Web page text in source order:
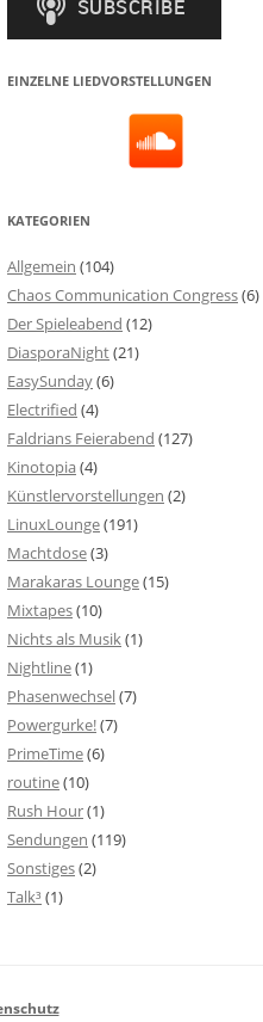
EINZELNE LIEDVORSTELLUNGEN
KATEGORIEN
Allgemein (104)
Chaos Communication Congress(6)
Der Spieleabend (12)
DiasporaNight(21)
EasySunday(6)
Electrified (4)
Faldrians Feierabend (127)
Kinotopia(4)
Künstlervorstellungen (2)
LinuxLounge(191)
Machtdose(3)
Marakaras Lounge(15)
Mixtapes(10)
Nichts als Musik(1)
Nightline(1)
Phasenwechsel(7)
Powergurke!(7)
PrimeTime(6)
routine(10)
Rush Hour(1)
Sendungen (119)
Sonstiges(2)
Talk³ (1)